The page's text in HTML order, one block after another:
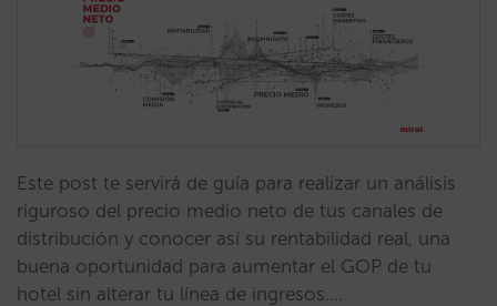
Este post te servirá de guía para realizar un análisis
riguroso del precio medio neto de tus canales de
distribución y conocer así su rentabilidad real, una
buena oportunidad para aumentar el GOP de tu
hotel sin alterar tu línea de ingresos.…